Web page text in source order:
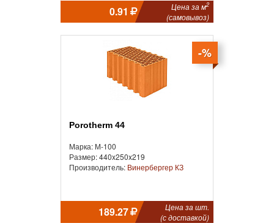
0.91 Цена за м2
(самовывоз)
-%
Porotherm 44
Марка: М-100
Размер: 440x250x219
Производитель: Винербергер КЗ
189.27
Цена за шт.
(с доставкой)